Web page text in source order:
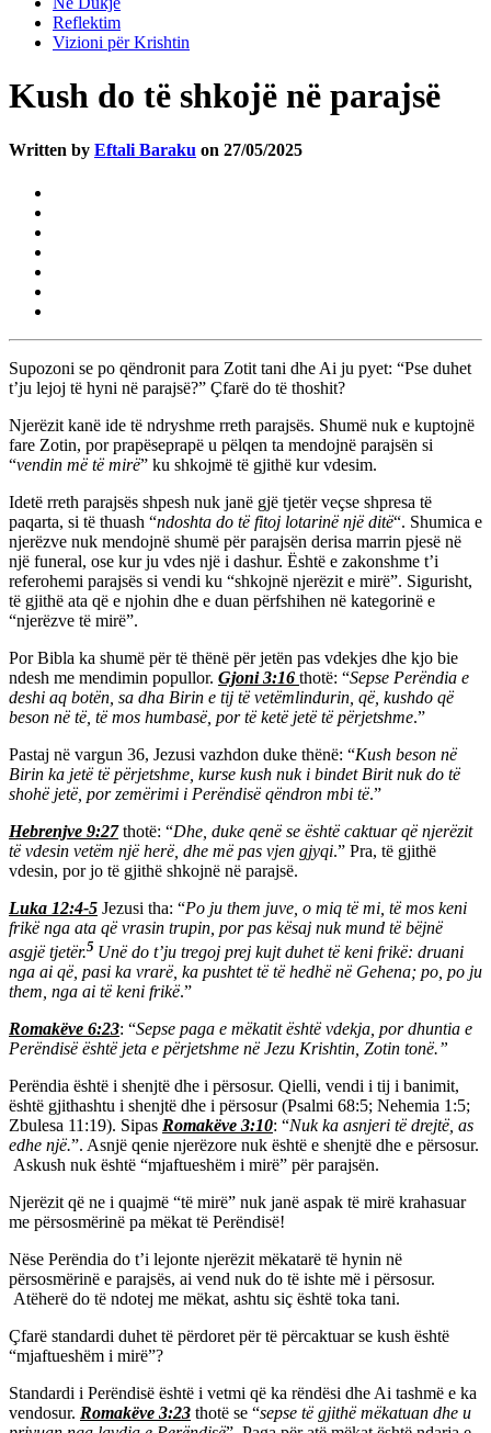
Reflektim
Vizioni për Krishtin
Kush do të shkojë në parajsë
Written by Eftali Baraku on 27/05/2025
Supozoni se po qëndronit para Zotit tani dhe Ai ju pyet: “Pse duhet
t’ju lejoj të hyni në parajsë?” Çfarë do të thoshit?
Njerëzit kanë ide të ndryshme rreth parajsës. Shumë nuk e kuptojnë
fare Zotin, por prapëseprapë u pëlqen ta mendojnë parajsën si
“vendin më të mirë” ku shkojmë të gjithë kur vdesim.
Idetë rreth parajsës shpesh nuk janë gjë tjetër veçse shpresa të
paqarta, si të thuash “ndoshta do të fitoj lotarinë një ditë“. Shumica e
njerëzve nuk mendojnë shumë për parajsën derisa marrin pjesë në
një funeral, ose kur ju vdes një i dashur. Është e zakonshme t’i
referohemi parajsës si vendi ku “shkojnë njerëzit e mirë”. Sigurisht,
të gjithë ata që e njohin dhe e duan përfshihen në kategorinë e
“njerëzve të mirë”.
Por Bibla ka shumë për të thënë për jetën pas vdekjes dhe kjo bie
ndesh me mendimin popullor. Gjoni 3:16 thotë: “Sepse Perëndia e
deshi aq botën, sa dha Birin e tij të vetëmlindurin, që, kushdo që
beson në të, të mos humbasë, por të ketë jetë të përjetshme.”
Pastaj në vargun 36, Jezusi vazhdon duke thënë: “Kush beson në
Birin ka jetë të përjetshme, kurse kush nuk i bindet Birit nuk do të
shohë jetë, por zemërimi i Perëndisë qëndron mbi të.”
Hebrenjve 9:27thotë: “Dhe, duke qenë se është caktuar që njerëzit
të vdesin vetëm një herë, dhe më pas vjen gjyqi.” Pra, të gjithë
vdesin, por jo të gjithë shkojnë në parajsë.
Luka 12:4-5 Jezusi tha: “Po ju them juve, o miq të mi, të mos keni
frikë nga ata që vrasin trupin, por pas kësaj nuk mund të bëjnë
asgjë tjetër.5 Unë do t’ju tregoj prej kujt duhet të keni frikë: druani
nga ai që, pasi ka vrarë, ka pushtet të të hedhë në Gehena; po, po ju
them, nga ai të keni frikë.”
Romakëve 6:23: “Sepse paga e mëkatit është vdekja, por dhuntia e
Perëndisë është jeta e përjetshme në Jezu Krishtin, Zotin tonë.”
Perëndia është i shenjtë dhe i përsosur. Qielli, vendi i tij i banimit,
është gjithashtu i shenjtë dhe i përsosur (Psalmi 68:5; Nehemia 1:5;
Zbulesa 11:19). Sipas Romakëve 3:10: “Nuk ka asnjeri të drejtë, as
edhe një.”. Asnjë qenie njerëzore nuk është e shenjtë dhe e përsosur.
Askush nuk është “mjaftueshëm i mirë” për parajsën.
Njerëzit që ne i quajmë “të mirë” nuk janë aspak të mirë krahasuar
me përsosmërinë pa mëkat të Perëndisë!
Nëse Perëndia do t’i lejonte njerëzit mëkatarë të hynin në
përsosmërinë e parajsës, ai vend nuk do të ishte më i përsosur.
Atëherë do të ndotej me mëkat, ashtu siç është toka tani.
Çfarë standardi duhet të përdoret për të përcaktuar se kush është
“mjaftueshëm i mirë”?
Standardi i Perëndisë është i vetmi që ka rëndësi dhe Ai tashmë e ka
vendosur. Romakëve 3:23 thotë se “sepse të gjithë mëkatuan dhe u